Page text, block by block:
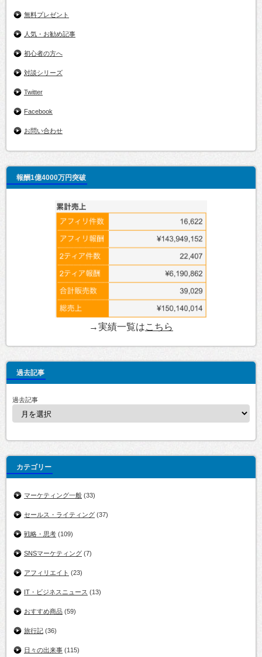
無料プレゼント
人気・お勧め記事
初心者の方へ
対談シリーズ
Twitter
Facebook
お問い合わせ
報酬1億4000万円突破
→実績一覧はこちら
過去記事
過去記事
カテゴリー
マーケティング一般 (33)
セールス・ライティング (37)
戦略・思考 (109)
SNSマーケティング (7)
アフィリエイト (23)
IT・ビジネスニュース (13)
おすすめ商品 (59)
旅行記 (36)
日々の出来事 (115)